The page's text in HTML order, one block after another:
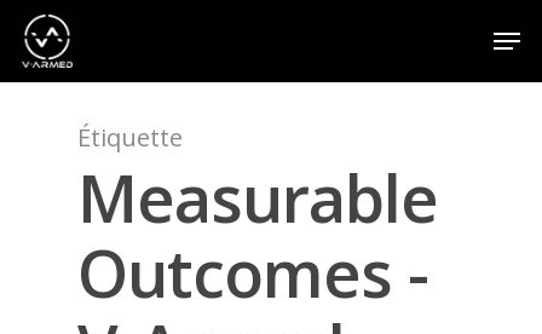
Appuyez sur la touche Entrée pour effectuer une
recherche ou sur la touche ESC pour fermer
Étiquette
Measurable
Outcomes -